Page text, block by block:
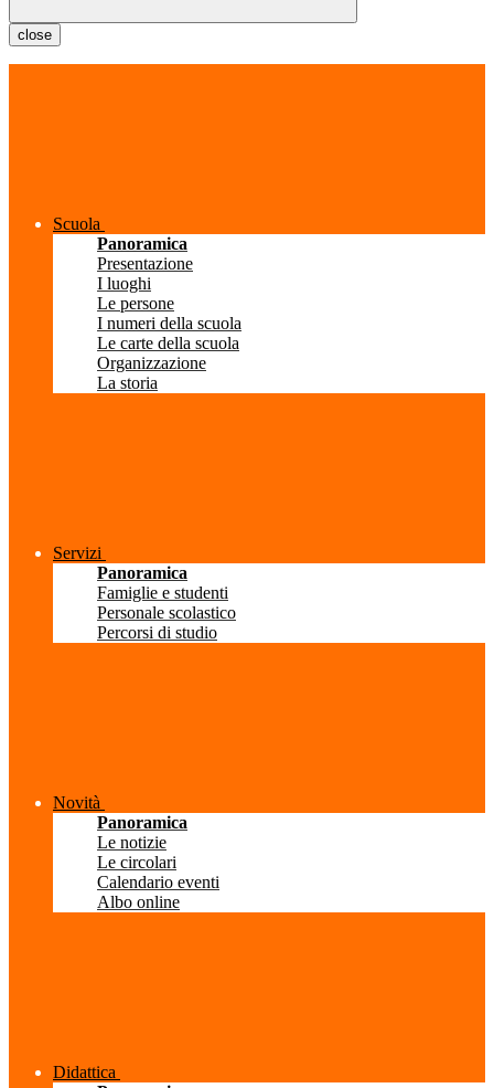
close
Scuola
Panoramica
Presentazione
I luoghi
Le persone
I numeri della scuola
Le carte della scuola
Organizzazione
La storia
Servizi
Panoramica
Famiglie e studenti
Personale scolastico
Percorsi di studio
Novità
Panoramica
Le notizie
Le circolari
Calendario eventi
Albo online
Didattica